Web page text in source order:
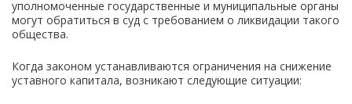
уполномоченные государственные и муниципальные органы
могут обратиться в суд с требованием о ликвидации такого
общества.
Когда законом устанавливаются ограничения на снижение
уставного капитала, возникают следующие ситуации: